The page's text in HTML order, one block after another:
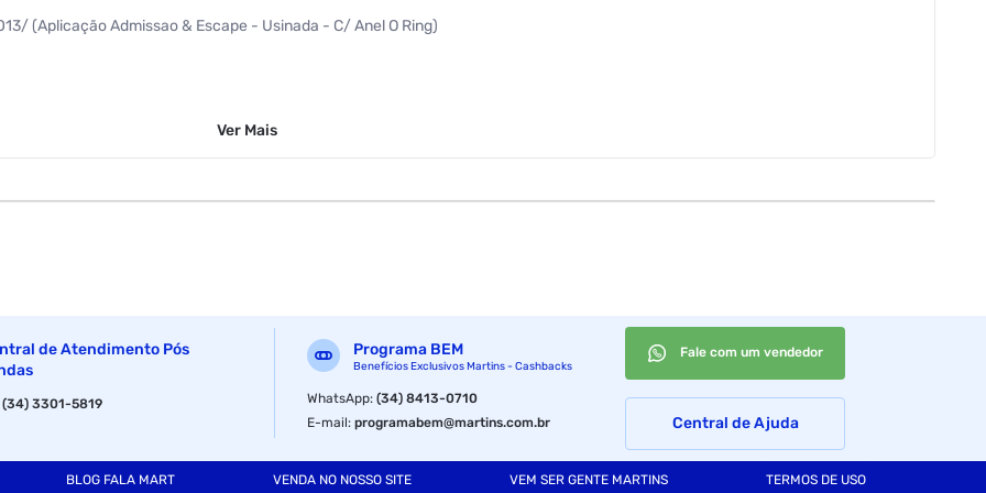
(Aplicação Admissao & Escape - Usinada - C/ Anel O Ring)
Ver Mais
de Atendimento Pós
(34) 3301-5819
Programa BEM
Benefícios Exclusivos Martins - Cashbacks
WhatsApp:(34) 8413-0710
E-mail:programabem@martins.com.br
Fale com um vendedor
Central de Ajuda
BLOG FALA MART VENDA NO NOSSO SITE VEM SER GENTE MARTINS TERMOS DE USO